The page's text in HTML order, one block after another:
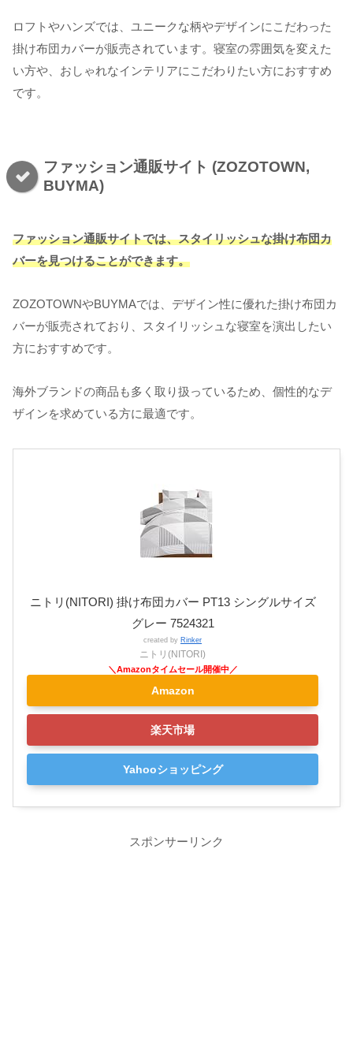
ロフトやハンズでは、ユニークな柄やデザインにこだわった
掛け布団カバーが販売されています。寝室の雰囲気を変えた
い方や、おしゃれなインテリアにこだわりたい方におすすめ
です。
ファッション通販サイト (ZOZOTOWN,
BUYMA)
ファッション通販サイトでは、スタイリッシュな掛け布団カ
バーを見つけることができます。
ZOZOTOWNやBUYMAでは、デザイン性に優れた掛け布団カ
バーが販売されており、スタイリッシュな寝室を演出したい
方におすすめです。
海外ブランドの商品も多く取り扱っているため、個性的なデ
ザインを求めている方に最適です。
ニトリ(NITORI) 掛け布団カバー PT13 シングルサイズ
グレー 7524321
created by Rinker
ニトリ(NITORI)
Amazon
楽天市場
Yahooショッピング
スポンサーリンク